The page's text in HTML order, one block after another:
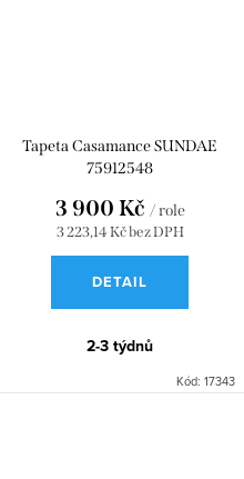
Tapeta Casamance SUNDAE
75912548
3 223,14 Kč bez DPH
3 900 Kč / role
DETAIL
2-3 týdnů
Kód: 17343